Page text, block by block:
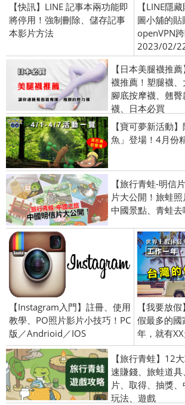
【快訊】LINE 記事本兩功能即
將停用！強制刪除、儲存記事
本影片方法
【LINE隱
圖小舖的貼
openVPN
2023/02/
【日本美腿襪推
襪推薦！塑腿襪、
腳底按摩襪、翹
襪、日本必買
【寶可夢新活動
魚」登場！4月份
【旅行青蛙-明信
片大公開！旅蛙照
中國景點、青蛙
【Instagram入門】註冊、使用
教學、PO照片影片小技巧！PC
版／Andrioid／IOS
【我要放
假最多的國
年，就有
【旅行青蛙】12
速賺錢、旅蛙道
片、取得、抽獎、
玩法、遊戲